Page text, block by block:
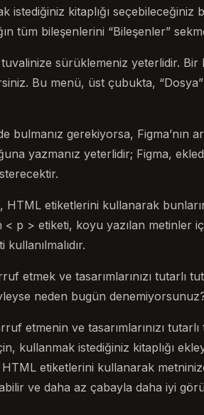
istediğiniz kitaplığı seçebileceğiniz
tüm bileşenlerini “Bileşenler”
sürüklemeniz yeterlidir. Bir
Bu menü, üst çubukta,
bulmanız gerekiyorsa, Figma’nın
yazmanız yeterlidir; Figma,
HTML etiketlerini kullanarak
p > etiketi, koyu yazılan metinler
etmek ve tasarımlarınızı tutarlı
neden bugün
etmenin ve tasarımlarınızı
kullanmak istediğiniz kitaplığı
etiketlerini kullanarak
ve daha az çabayla daha iyi